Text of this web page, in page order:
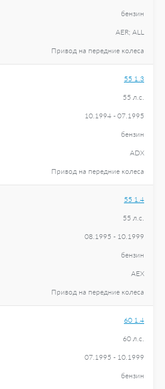
бензин
AER; ALL
Привод на передние колеса
55 1.3
55 л.с.
10.1994 - 07.1995
бензин
ADX
Привод на передние колеса
55 1.4
55 л.с.
08.1995 - 10.1999
бензин
AEX
Привод на передние колеса
60 1.4
60 л.с.
07.1995 - 10.1999
бензин